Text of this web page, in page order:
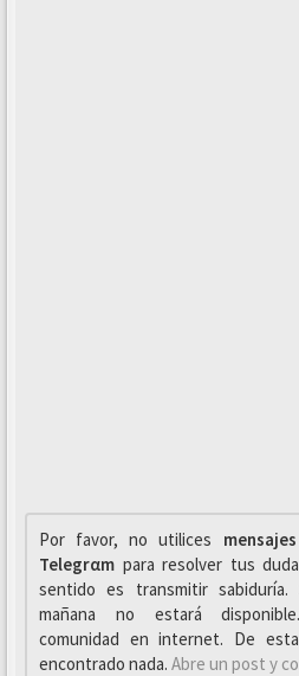
Por favor, no utilices
Telegrαm para resolver tus
sentido es transmitir
mañana no estará
comunidad en internet. De
encontrado nada. Abre un post y